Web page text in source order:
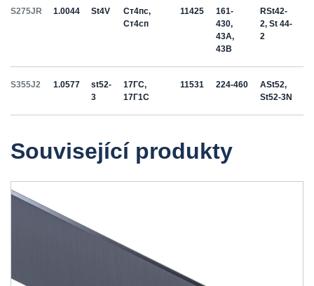
S275JR 1.0044 St4V
Ст4пс,
Ст4сп
11425
161-
430,
43A,
43B
RSt42-
2, St 44-
2
S355J2 1.0577
st52-
3
17ГС,
17Г1С
11531 224-460
ASt52,
St52-3N
Související produkty